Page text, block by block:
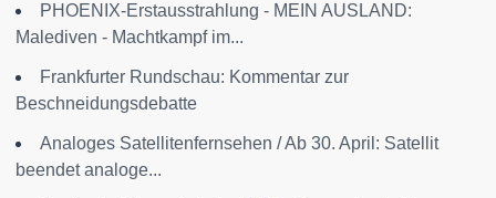
PHOENIX-Erstausstrahlung - MEIN AUSLAND:
Malediven - Machtkampf im...
Frankfurter Rundschau: Kommentar zur
Beschneidungsdebatte
Analoges Satellitenfernsehen / Ab 30. April: Satellit
beendet analoge...